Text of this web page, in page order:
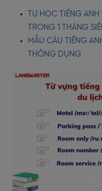
TỰ HỌC TIẾNG
TRONG 1 THÁNG
MẪU CÂU TIẾNG
THÔNG DỤNG